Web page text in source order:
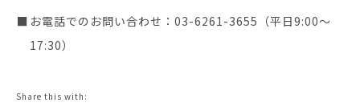
お電話でのお問い合わせ：03-6261-3655（平日9:00～
17:30）
Share this with: